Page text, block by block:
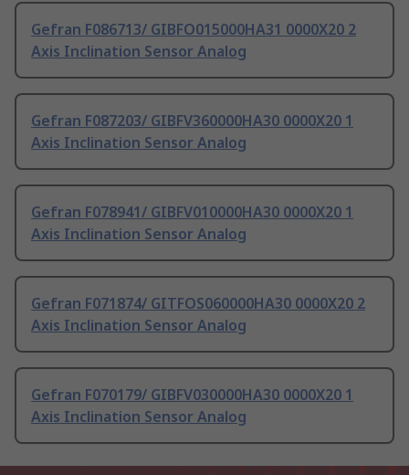
Gefran F086713/ GIBFO015000HA31 0000X20 2
Axis Inclination Sensor Analog
Gefran F087203/ GIBFV360000HA30 0000X20 1
Axis Inclination Sensor Analog
Gefran F078941/ GIBFV010000HA30 0000X20 1
Axis Inclination Sensor Analog
Gefran F071874/ GITFOS060000HA30 0000X20 2
Axis Inclination Sensor Analog
Gefran F070179/ GIBFV030000HA30 0000X20 1
Axis Inclination Sensor Analog